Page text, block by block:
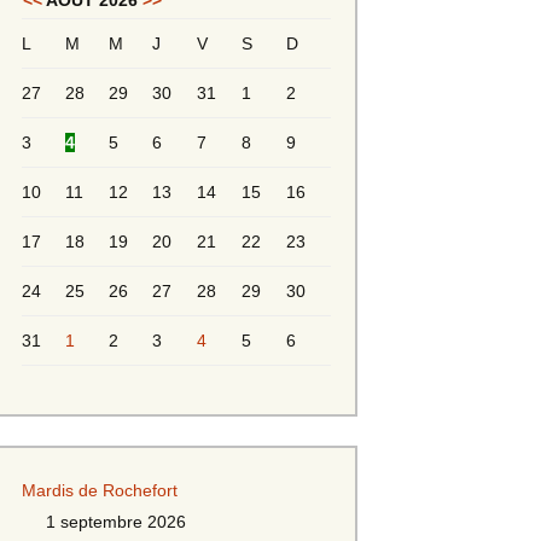
Messieurs 2ème série
Messieurs Golden
L M M J V S D
27 28 29 30 31 1 2
3 4 5 6 7 8 9
10 11 12 13 14 15 16
17 18 19 20 21 22 23
24 25 26 27 28 29 30
31 1 2 3 4 5 6
Mardis de Rochefort
1 septembre 2026